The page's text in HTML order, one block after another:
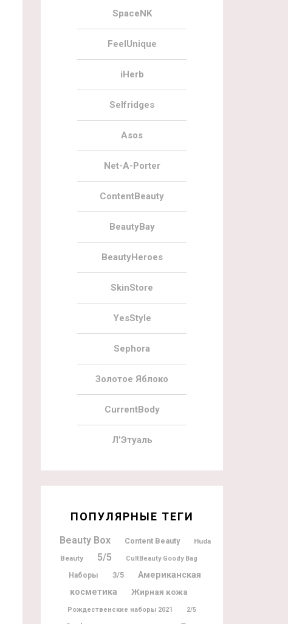
SpaceNK
FeelUnique
iHerb
Selfridges
Asos
Net-A-Porter
ContentBeauty
BeautyBay
BeautyHeroes
SkinStore
YesStyle
Sephora
Золотое Яблоко
CurrentBody
Л’Этуаль
ПОПУЛЯРНЫЕ ТЕГИ
Beauty Box Content Beauty
Huda
Beauty
5/5 CultBeauty Goody Bag
Наборы 3/5
Американская
косметика
Жирная кожа
Рождественские наборы 2021 2/5